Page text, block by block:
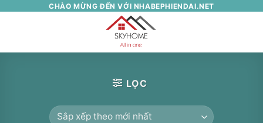
CHÀO MỪNG ĐẾN VỚI NHABEPHIENDAI.NET
LỌC